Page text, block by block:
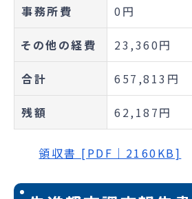
事務所費 0円
その他の経費 23,360円
合計 657,813円
残額 62,187円
領収書 [PDF｜2160KB]